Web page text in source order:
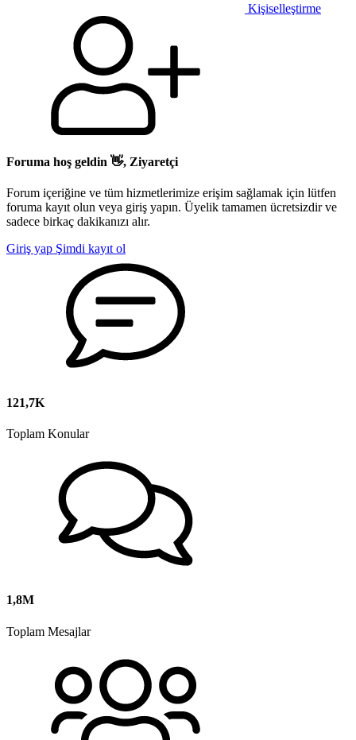
Kişiselleştirme
Foruma hoş geldin 👋, Ziyaretçi
Forum içeriğine ve tüm hizmetlerimize erişim sağlamak için lütfen
foruma kayıt olun veya giriş yapın. Üyelik tamamen ücretsizdir ve
sadece birkaç dakikanızı alır.
Giriş yap Şimdi kayıt ol
121,7K
Toplam Konular
1,8M
Toplam Mesajlar